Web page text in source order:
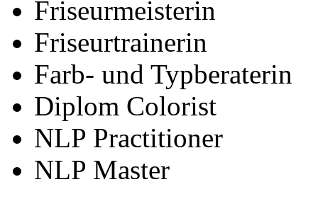
Friseurmeisterin
Friseurtrainerin
Farb- und Typberaterin
Diplom Colorist
NLP Practitioner
NLP Master